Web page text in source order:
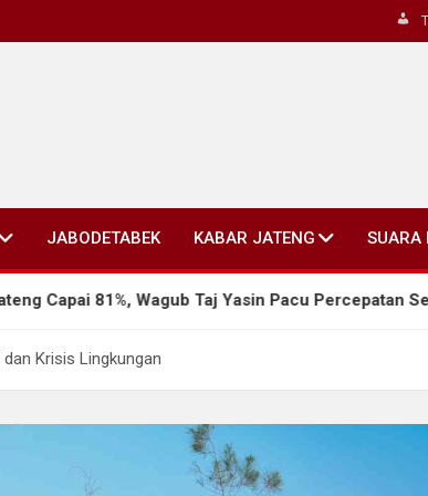
JABODETABEK KABAR JATENG SUARA
Wagub Taj Yasin Pacu Percepatan Sensus Ekonomi
Krisis Lingkungan